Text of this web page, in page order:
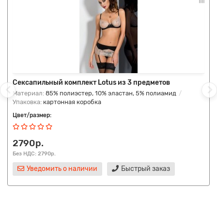
Сексапильный комплект Lotus из 3 предметов
Материал: 85% полиэстер, 10% эластан, 5% полиамид
Упаковка: картонная коробка
Цвет/размер:
2790р.
Без НДС: 2790р.
Уведомить о наличии Быстрый заказ